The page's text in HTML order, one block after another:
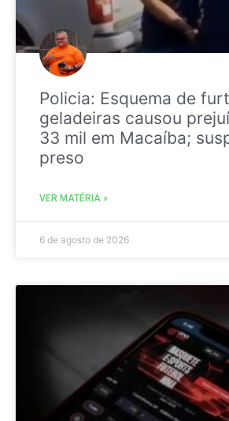
Policia: Esquema de
geladeiras causou
33 mil em Macaíba;
preso
VER MATÉRIA »
6 de agosto de 2026